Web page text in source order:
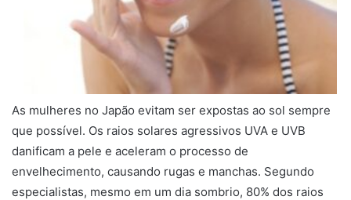
As mulheres no Japão evitam ser expostas ao sol sempre
que possível. Os raios solares agressivos UVA e UVB
danificam a pele e aceleram o processo de
envelhecimento, causando rugas e manchas. Segundo
especialistas, mesmo em um dia sombrio, 80% dos raios